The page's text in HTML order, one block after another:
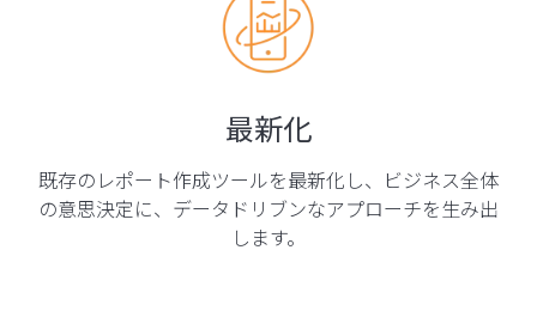
最新化
既存のレポート作成ツールを最新化し、ビジネス全体
の意思決定に、データドリブンなアプローチを生み出
します。